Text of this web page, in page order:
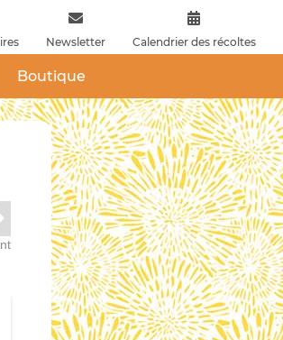
Newsletter Calendrier des récoltes
Boutique